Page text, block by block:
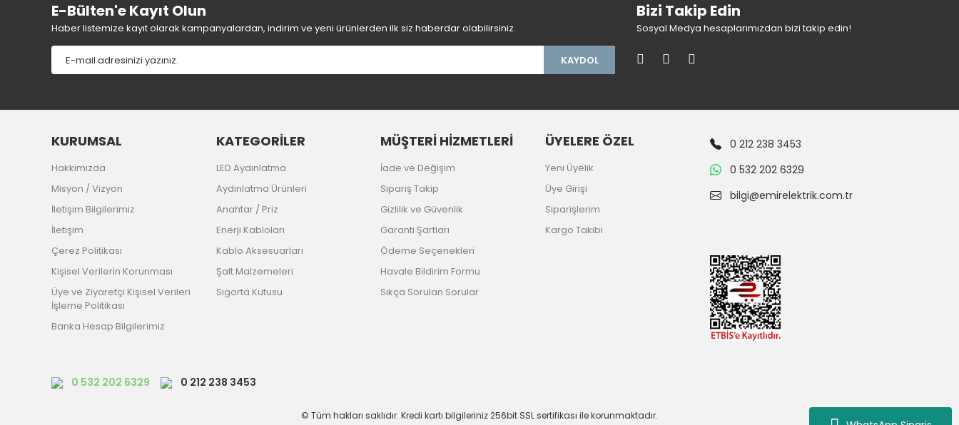
E-Bülten'e Kayıt Olun
Haber listemize kayıt olarak kampanyalardan, indirim ve yeni ürünlerden ilk siz haberdar olabilirsiniz.
KAYDOL
Bizi Takip Edin
Sosyal Medya hesaplarımızdan bizi takip edin!
KURUMSAL
Hakkımızda
Misyon / Vizyon
İletişim Bilgilerimiz
İletişim
Çerez Politikası
Kişisel Verilerin Korunması
Üye ve Ziyaretçi Kişisel Verileri
İşleme Politikası
Banka Hesap Bilgilerimiz
KATEGORİLER
LED Aydınlatma
Aydınlatma Ürünleri
Anahtar / Priz
Enerji Kabloları
Kablo Aksesuarları
Şalt Malzemeleri
Sigorta Kutusu
MÜŞTERİ HİZMETLERİ
İade ve Değişim
Sipariş Takip
Gizlilik ve Güvenlik
Garanti Şartları
Ödeme Seçenekleri
Havale Bildirim Formu
Sıkça Sorulan Sorular
ÜYELERE ÖZEL
Yeni Üyelik
Üye Girişi
Siparişlerim
Kargo Takibi
0 212 238 3453
0 532 202 6329
bilgi@emirelektrik.com.tr
0 532 202 6329 0 212 238 3453
© Tüm hakları saklıdır. Kredi kartı bilgileriniz 256bit SSL sertifikası ile korunmaktadır.